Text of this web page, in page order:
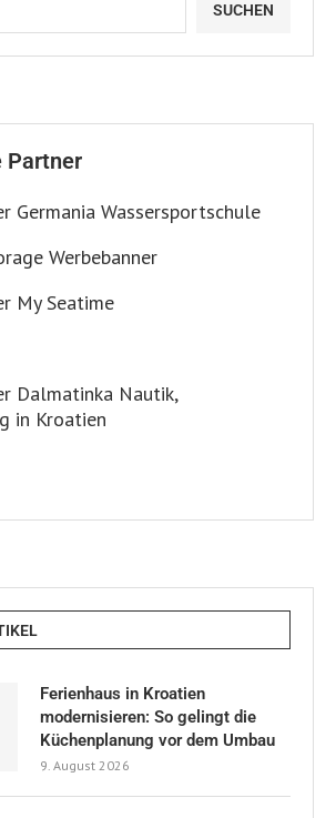
SUCHEN
Partner
Ferienhaus in Kroatien
modernisieren: So gelingt die
Küchenplanung vor dem Umbau
9. August 2026